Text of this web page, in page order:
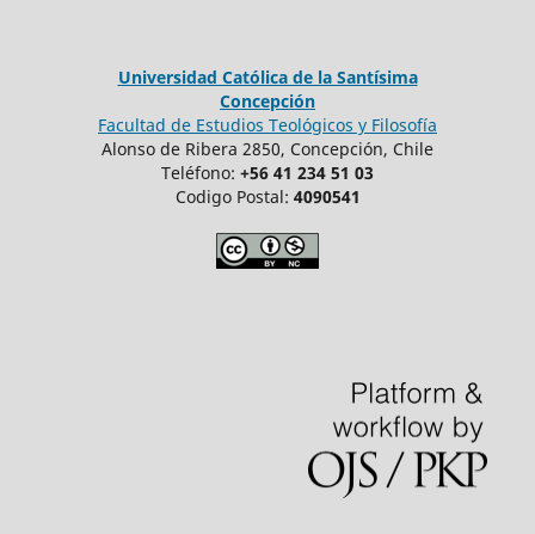
Universidad Católica de la Santísima
Concepción
Facultad de Estudios Teológicos y Filosofía
Alonso de Ribera 2850, Concepción, Chile
Teléfono: +56 41 234 51 03
Codigo Postal: 4090541